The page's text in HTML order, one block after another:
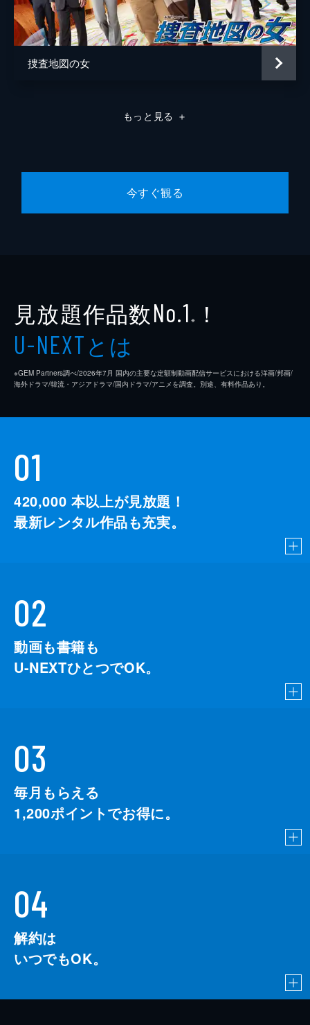
捜査地図の女
もっと見る ＋
今すぐ観る
見放題作品数No.1 ※ ！
U-NEXTとは
※GEM Partners調べ/2026年7⽉ 国内の主要な定額制動画配信サービスにおける洋画/邦画/
海外ドラマ/韓流・アジアドラマ/国内ドラマ/アニメを調査。別途、有料作品あり。
01
420,000 本以上が見放題！
最新レンタル作品も充実。
02
動画も書籍も
U-NEXTひとつでOK。
03
毎月もらえる
1,200ポイントでお得に。
04
解約は
いつでもOK。